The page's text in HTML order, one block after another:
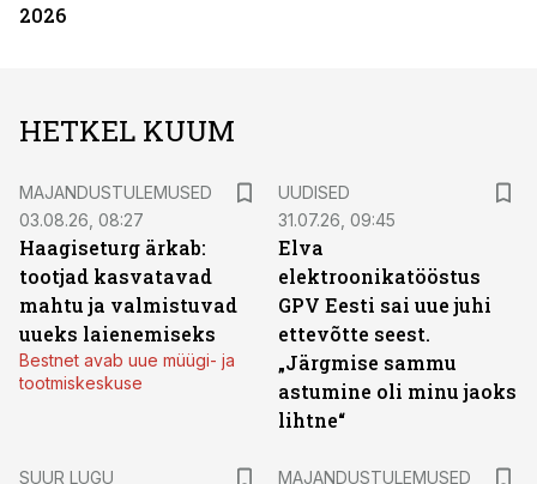
2026
HETKEL KUUM
MAJANDUSTULEMUSED
03.08.26, 08:27
Haagiseturg ärkab:
tootjad kasvatavad
mahtu ja valmistuvad
uueks laienemiseks
Bestnet avab uue müügi- ja
tootmiskeskuse
UUDISED
31.07.26, 09:45
Elva
elektroonikatööstus
GPV Eesti sai uue juhi
ettevõtte seest.
„Järgmise sammu
astumine oli minu jaoks
lihtne“
SUUR LUGU MAJANDUSTULEMUSED